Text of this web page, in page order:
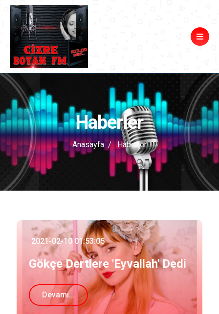
Haberler
Anasayfa Haberler
2021-02-10 01:53:05
Gökçe Dertlere 'Eyvallah' Dedi
Devamı...